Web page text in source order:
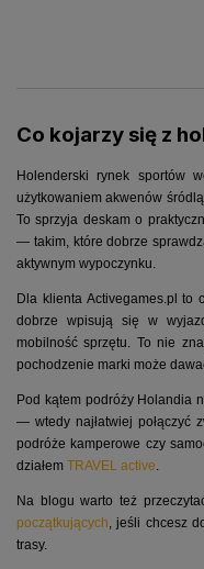
Co kojarzy się z
Holenderski rynek sportów
użytkowaniem akwenów
To sprzyja deskam o
— takim, które dobrze
aktywnym wypoczynku.
Dla klienta Activegames.pl to
dobrze wpisują się w
mobilność sprzętu. To nie
pochodzenie marki może
Pod kątem podróży Holandia
— wtedy najłatwiej połączyć
podróże kamperowe czy
działem TRAVEL active.
Na blogu warto też
początkujących, jeśli chcesz
trasy.